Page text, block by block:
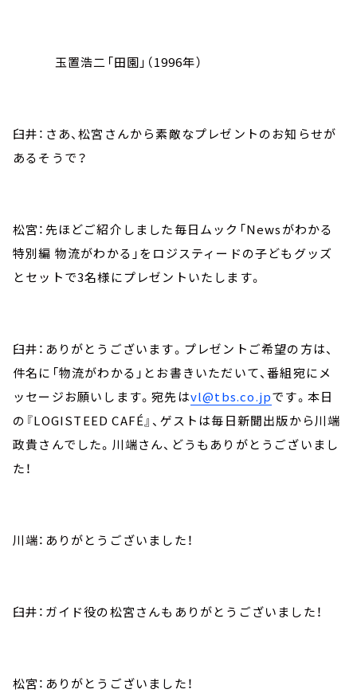
玉置浩二「田園」（1996年）
臼井：さあ、松宮さんから素敵なプレゼントのお知らせが
あるそうで？
松宮：先ほどご紹介しました毎日ムック「Newsがわかる
特別編 物流がわかる」をロジスティードの子どもグッズ
とセットで3名様にプレゼントいたします。
臼井：ありがとうございます。プレゼントご希望の方は、
件名に「物流がわかる」とお書きいただいて、番組宛にメ
ッセージお願いします。宛先はvl@tbs.co.jpです。本日
の『LOGISTEED CAFÉ』、ゲストは毎日新聞出版から川端
政貴さんでした。川端さん、どうもありがとうございまし
た！
川端：ありがとうございました！
臼井：ガイド役の松宮さんもありがとうございました！
松宮：ありがとうございました！